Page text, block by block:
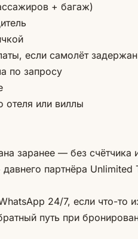
+ багаж)
если самолёт задержан
по запросу
отеля или виллы
заранее — без счётчика
партнёра Unlimited
24/7, если что-то
путь при